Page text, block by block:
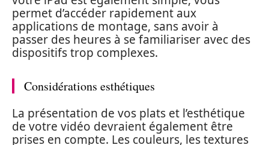
permet d’accéder rapidement aux
applications de montage, sans avoir à
passer des heures à se familiariser avec des
dispositifs trop complexes.
Considérations esthétiques
La présentation de vos plats et l’esthétique
de votre vidéo devraient également être
prises en compte. Les couleurs, les textures